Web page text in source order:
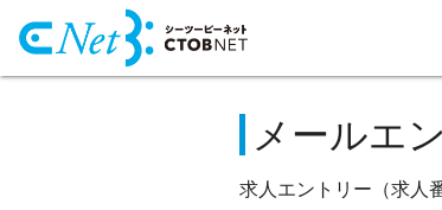
メールエ
求人エントリー（求人